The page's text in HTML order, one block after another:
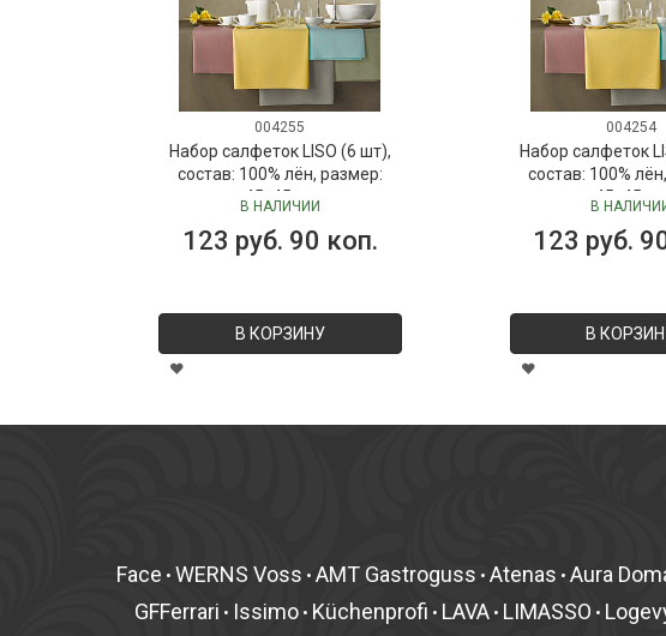
004255
Набор салфеток LISO (6 шт),
состав: 100% лён, размер:
45х45 см
В НАЛИЧИИ
123 руб. 90 коп.
В КОРЗИНУ
004254
Набор салфеток
состав: 100%
45х45 см
В
123 руб.
В
Face • WERNS Voss • AMT Gastroguss • Atenas • Aura
GFFerrari • Issimo • Küchenprofi • LAVA • LIMASSO •